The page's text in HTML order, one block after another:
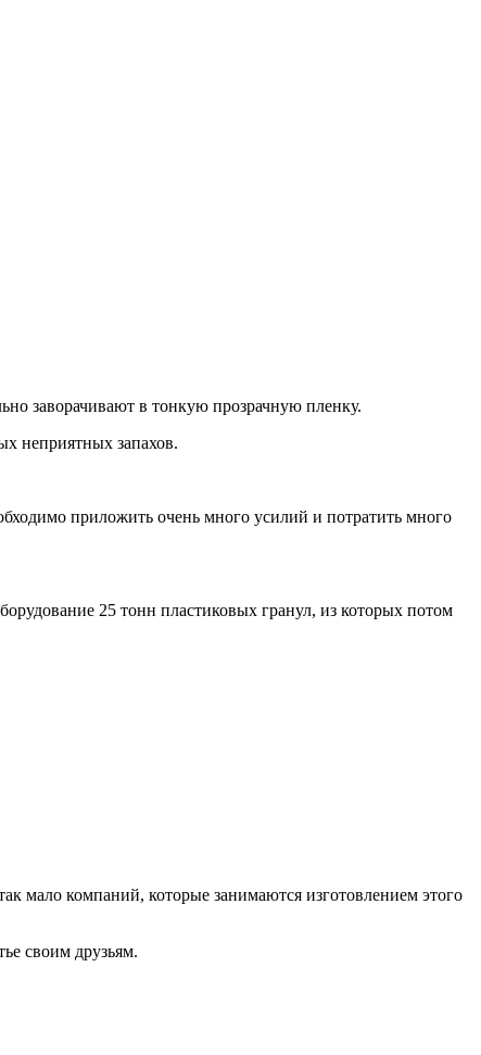
заворачивают в тонкую прозрачную пленку.
неприятных запахов.
приложить очень много усилий и потратить много
25 тонн пластиковых гранул, из которых потом
мало компаний, которые занимаются изготовлением этого
своим друзьям.